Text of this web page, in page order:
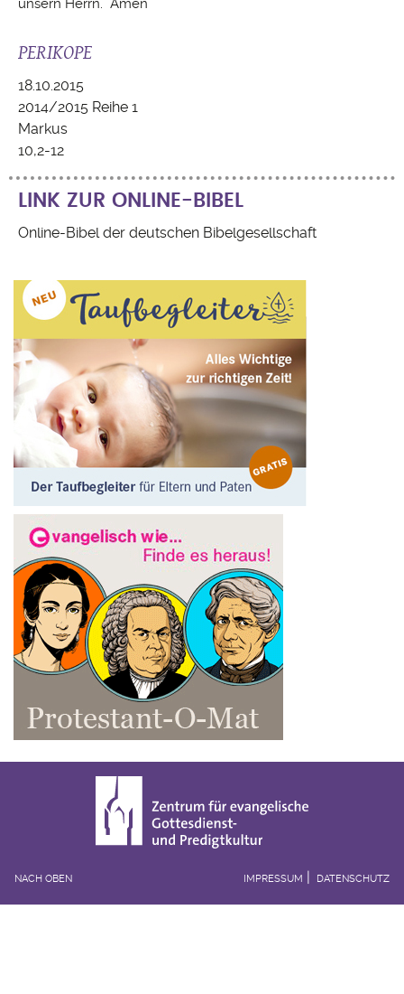
unsern Herrn. Amen
PERIKOPE
18.10.2015
2014/2015 Reihe 1
Markus
10,2-12
LINK ZUR ONLINE-BIBEL
Online-Bibel der deutschen Bibelgesellschaft
NACH OBEN IMPRESSUM DATENSCHUTZ